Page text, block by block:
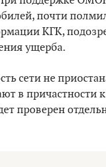
почти
КГК,
ущерба.
сети не
в причастности
проверен